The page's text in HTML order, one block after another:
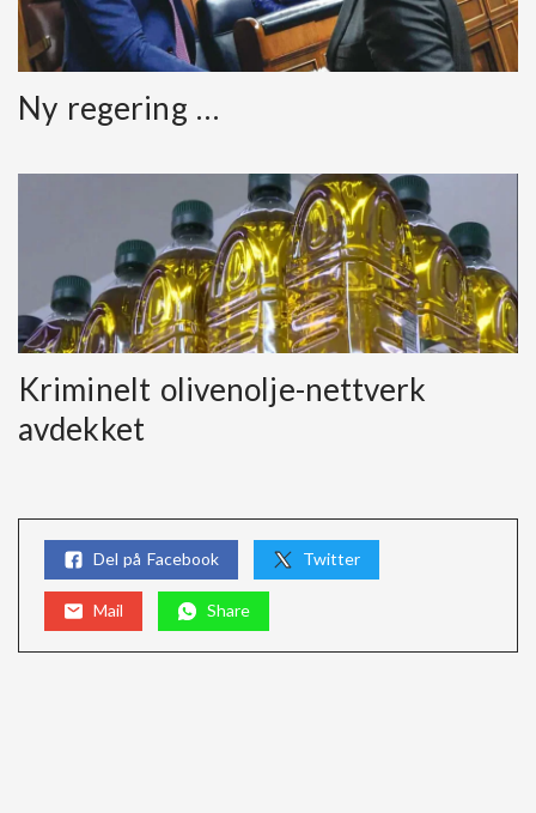
Ny regering …
Kriminelt olivenolje-nettverk
avdekket
Del på Facebook Twitter
Mail Share